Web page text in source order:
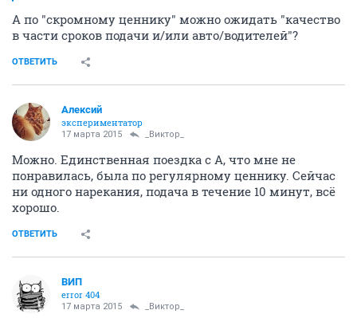
А по "скромному ценнику" можно ожидать "качество
в части сроков подачи и/или авто/водителей"?
ОТВЕТИТЬ
Алексий
экспериментатор
17 марта 2015 _Виктор_
Можно. Единственная поездка с А, что мне не
понравилась, была по регулярному ценнику. Сейчас
ни одного нарекания, подача в течение 10 минут, всё
хорошо.
ОТВЕТИТЬ
ВИП
error 404
17 марта 2015 _Виктор_